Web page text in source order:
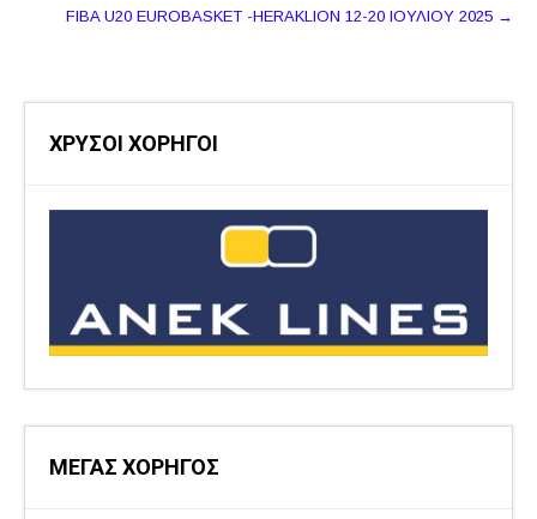
FIBA U20 EUROBASKET -HERAKLION 12-20 ΙΟΥΛΙΟΥ 2025 →
ΧΡΥΣΟΙ ΧΟΡΗΓΟΙ
ΜΕΓΑΣ ΧΟΡΗΓΟΣ